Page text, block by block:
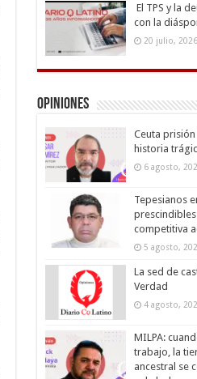
El TPS y la
con la
20 julio, 2026
Opiniones
Ceuta
historia
6 agosto,
Tepesianos
prescindibles
competitiva
5 agosto,
La sed de
Verdad
4 agosto,
MILPA:
trabajo, la
ancestral se